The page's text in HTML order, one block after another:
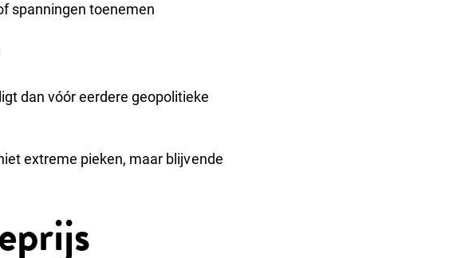
spanningen toenemen
dan vóór eerdere geopolitieke
extreme pieken, maar blijvende